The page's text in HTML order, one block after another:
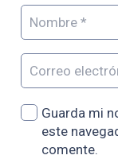
Guarda mi
este
comente.